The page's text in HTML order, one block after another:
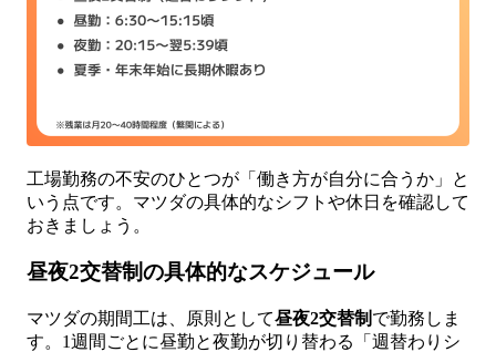
工場勤務の不安のひとつが「働き方が自分に合うか」と
いう点です。マツダの具体的なシフトや休日を確認して
おきましょう。
昼夜2交替制の具体的なスケジュール
マツダの期間工は、原則として昼夜2交替制 で勤務しま
す。1週間ごとに昼勤と夜勤が切り替わる「週替わりシ